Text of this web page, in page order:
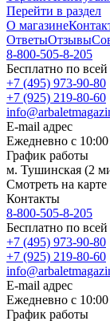
Перейти в раздел
О магазине
ОтветыОтзывы
8-800-505-8-205
Бесплатно по
+7 (495) 973-90-80
+7 (925) 219-80-60
E-mail адрес
Ежедневно с
График работы
м. Тушинская (2
Смотреть на карте
Контакты
8-800-505-8-205
Бесплатно по
+7 (495) 973-90-80
+7 (925) 219-80-60
E-mail адрес
Ежедневно с
График работы